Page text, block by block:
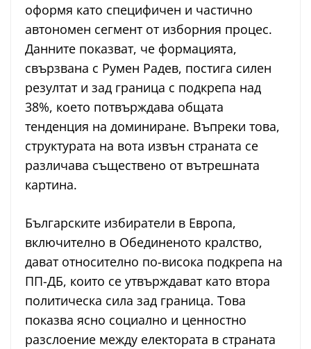
оформя като специфичен и частично
автономен сегмент от изборния процес.
Данните показват, че формацията,
свързвана с Румен Радев, постига силен
резултат и зад граница с подкрепа над
38%, което потвърждава общата
тенденция на доминиране. Въпреки това,
структурата на вота извън страната се
различава съществено от вътрешната
картина.
Българските избиратели в Европа,
включително в Обединеното кралство,
дават относително по-висока подкрепа на
ПП-ДБ, които се утвърждават като втора
политическа сила зад граница. Това
показва ясно социално и ценностно
разслоение между електората в страната